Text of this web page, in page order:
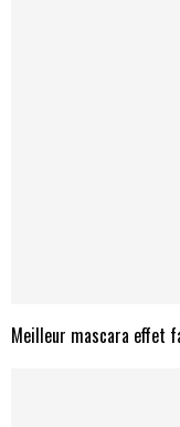
Meilleur mascara effet